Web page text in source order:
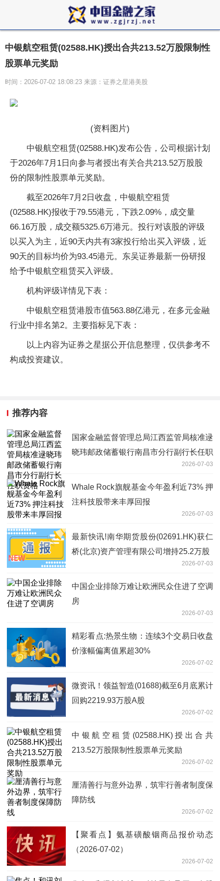
中银航空租赁(02588.HK)授出合共213.52万股限制性
股票单元奖励
时间：2026-07-02 18:08:23 来源：证券之星港美股
(资料图片)
中银航空租赁(02588.HK)发布公告，公司根据计划
于2026年7月1日向参与者授出有关合共213.52万股股
份的限制性股票单元奖励。
截至2026年7月2日收盘，中银航空租赁
(02588.HK)报收于79.55港元，下跌2.09%，成交量
66.16万股，成交额5325.6万港元。投行对该股的评级
以买入为主，近90天内共有3家投行给出买入评级，近
90天的目标均价为93.45港元。东吴证券最新一份研报
给予中银航空租赁买入评级。
机构评级详情见下表：
中银航空租赁港股市值563.88亿港元，在多元金融
行业中排名第2。主要指标见下表：
以上内容为证券之星据公开信息整理，仅供参考不
构成投资建议。
推荐内容
国家金融监督管理总局江西监管局核准逯
晓玮邮政储蓄银行南昌市分行副行长任职
2026-07-03
Whale Rock旗舰基金今年盈利近73% 押
注科技股带来丰厚回报
2026-07-03
最新快讯!南华期货股份(02691.HK)获仁
桥(北京)资产管理有限公司增持25.2万股
2026-07-03
中国企业排除万难让欧洲民众住进了空调
房
2026-07-03
精彩看点:热景生物：连续3个交易日收盘
价涨幅偏离值累超30%
2026-07-02
微资讯！领益智造(01688)截至6月底累计
回购2219.93万股A股
2026-07-02
中银航空租赁(02588.HK)授出合共
213.52万股限制性股票单元奖励
2026-07-02
厘清善行与意外边界，筑牢行善者制度保
障防线
2026-07-02
【聚看点】氨基磺酸铟商品报价动态
（2026-07-02）
2026-07-02